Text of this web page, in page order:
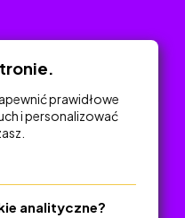
prawidłowe
i personalizować
analityczne?